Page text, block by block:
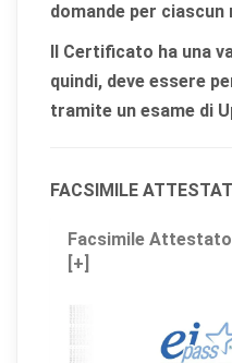
domande per ciascun
Il Certificato ha una
quindi, deve essere
tramite un esame di
FACSIMILE
Facsimile Attestato
[+]